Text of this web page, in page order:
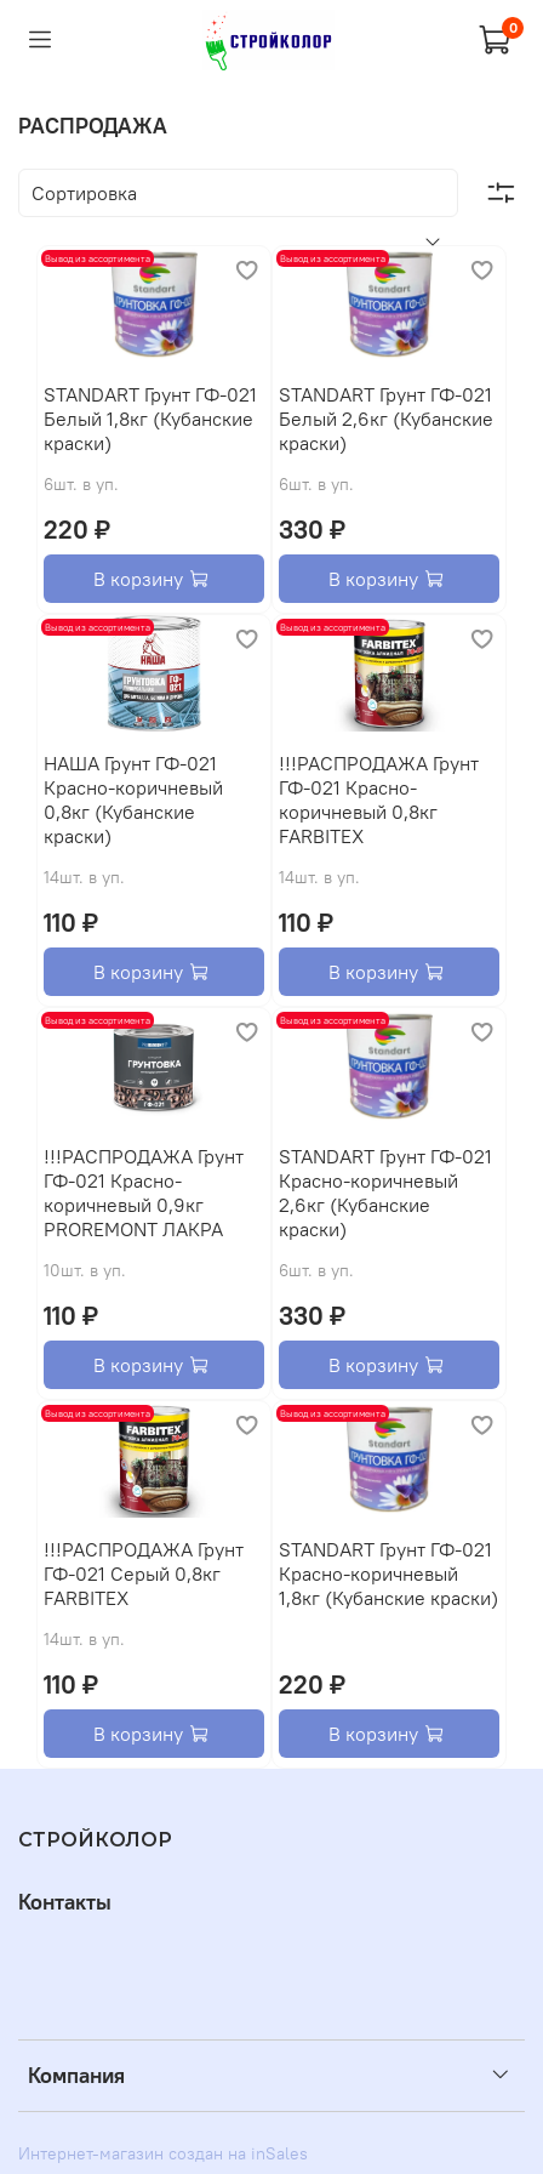
0
РАСПРОДАЖА
Вывод из ассортимента
STANDART Грунт ГФ-021
Белый 1,8кг (Кубанские
краски)
6шт. в уп.
220 ₽
В корзину
Вывод из ассортимента
STANDART Грунт ГФ-021
Белый 2,6кг (Кубанские
краски)
6шт. в уп.
330 ₽
В корзину
Вывод из ассортимента
НАША Грунт ГФ-021
Красно-коричневый
0,8кг (Кубанские
краски)
14шт. в уп.
110 ₽
В корзину
Вывод из ассортимента
!!!РАСПРОДАЖА Грунт
ГФ-021 Красно-
коричневый 0,8кг
FARBITEX
14шт. в уп.
110 ₽
В корзину
Вывод из ассортимента
!!!РАСПРОДАЖА Грунт
ГФ-021 Красно-
коричневый 0,9кг
PROREMONT ЛАКРА
10шт. в уп.
110 ₽
В корзину
Вывод из ассортимента
STANDART Грунт ГФ-021
Красно-коричневый
2,6кг (Кубанские
краски)
6шт. в уп.
330 ₽
В корзину
Вывод из ассортимента
!!!РАСПРОДАЖА Грунт
ГФ-021 Серый 0,8кг
FARBITEX
14шт. в уп.
110 ₽
В корзину
Вывод из ассортимента
STANDART Грунт ГФ-021
Красно-коричневый
1,8кг (Кубанские краски)
220 ₽
В корзину
СТРОЙКОЛОР
Компания
Контакты
Интернет-магазин создан на inSales